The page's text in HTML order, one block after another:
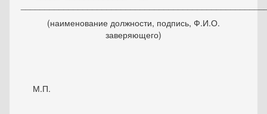
(наименование должности, подпись, Ф.И.О.
заверяющего)
М.П.